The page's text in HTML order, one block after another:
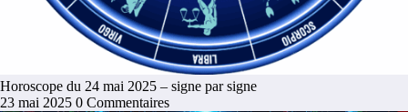
Horoscope du 24 mai 2025 – signe par signe
23 mai 2025 0 Commentaires